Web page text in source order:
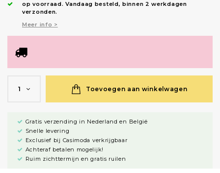
op voorraad.Vandaag besteld, binnen 2 werkdagen
verzonden.
Meer info >
1 Toevoegen aan winkelwagen
Gratis verzending in Nederland en België
Snelle levering
Exclusief bij Casimoda verkrijgbaar
Achteraf betalen mogelijk!
Ruim zichttermijn en gratis ruilen